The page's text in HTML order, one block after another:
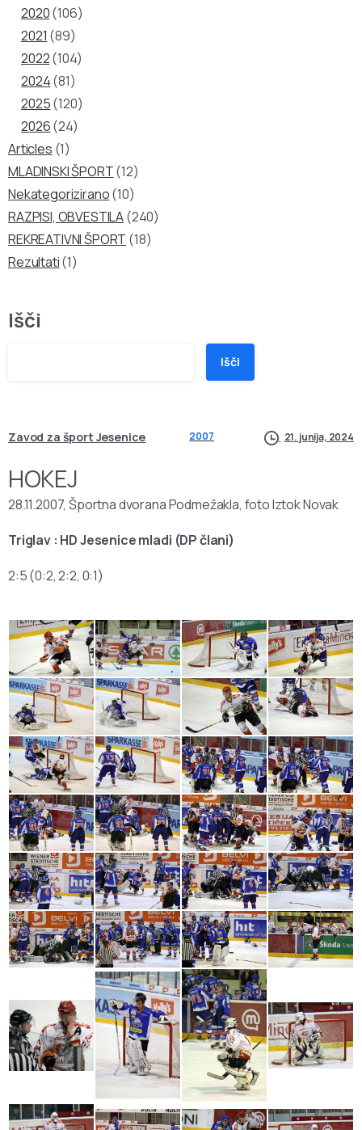
2020(106)
2021 (89)
2022(104)
2024(81)
2025(120)
2026(24)
Articles (1)
MLADINSKI ŠPORT(12)
Nekategorizirano(10)
RAZPISI, OBVESTILA(240)
REKREATIVNI ŠPORT (18)
Rezultati(1)
Išči
Išči
Zavod za šport Jesenice 2007 21. junija, 2024
HOKEJ
28.11.2007, Športna dvorana Podmežakla, foto Iztok Novak
Triglav : HD Jesenice mladi (DP člani)
2:5 (0:2, 2:2, 0:1)